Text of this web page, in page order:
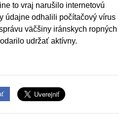
to vraj narušilo internetovú
údajne odhalili počítačový vírus
väčšiny iránskych ropných
udržať aktívny.